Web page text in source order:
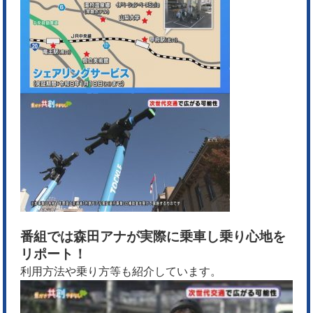
番組では森田アナが実際に乗車し乗り心地を
リポート！
利用方法や乗り方等も紹介しています。